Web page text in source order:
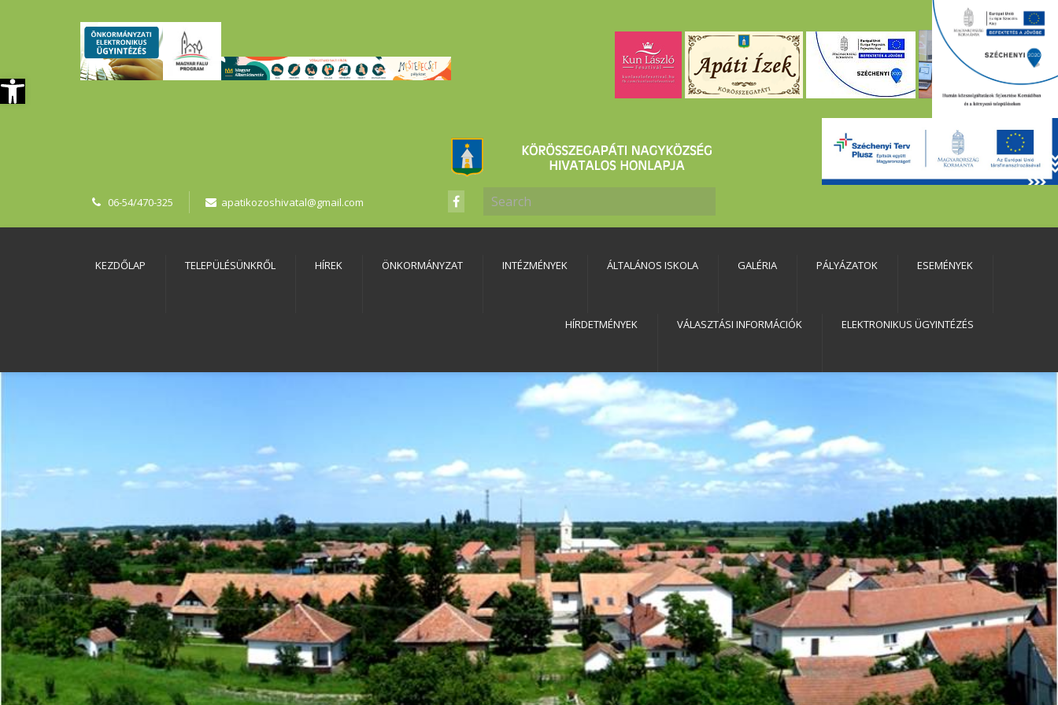
Eszköztár megnyitása
06-54/470-325 apatikozoshivatal@gmail.com
KEZDŐLAP TELEPÜLÉSÜNKRŐL HÍREK ÖNKORMÁNYZAT INTÉZMÉNYEK ÁLTALÁNOS ISKOLA GALÉRIA PÁLYÁZATOK ESEMÉNYEK
HÍRDETMÉNYEK VÁLASZTÁSI INFORMÁCIÓK ELEKTRONIKUS ÜGYINTÉZÉS